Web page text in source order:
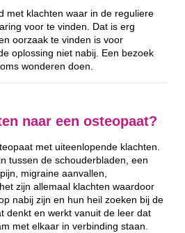
met klachten waar in de reguliere
voor te vinden. Dat is erg
oorzaak te vinden is voor
oplossing niet nabij. Een bezoek
wonderen doen.
naar een osteopaat?
met uiteenlopende klachten.
tussen de schouderbladen, een
migraine aanvallen,
zijn allemaal klachten waardoor
nabij zijn en hun heil zoeken bij de
denkt en werkt vanuit de leer dat
met elkaar in verbinding staan.